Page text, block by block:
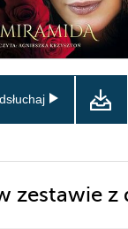
zestawie